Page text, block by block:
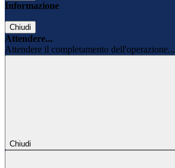
Informazione
Chiudi
Attendere...
Attendere il completamento dell'operazione...
Chiudi